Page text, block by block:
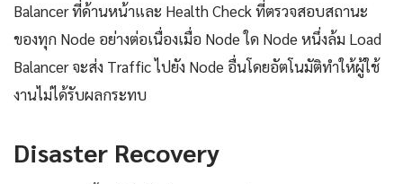
Balancer ที่ด้านหน้าและ Health Check ที่ตรวจสอบสถานะ
ของทุก Node อย่างต่อเนื่องเมื่อ Node ใด Node หนึ่งล้ม Load
Balancer จะส่ง Traffic ไปยัง Node อื่นโดยอัตโนมัติทำให้ผู้ใช้
งานไม่ได้รับผลกระทบ
Disaster Recovery